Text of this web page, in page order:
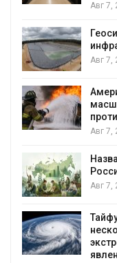
Авг 7,
Авг 7,
Авг 7,
Авг 7,